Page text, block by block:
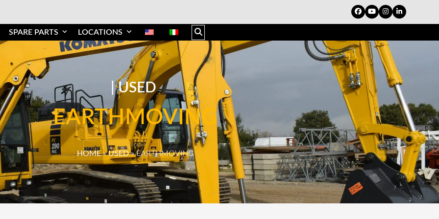
Facebook
YouTubeInstagram
LinkedIn
SPARE PARTS LOCATIONS
|USED
EARTHMOVING
HOME»USED»EARTHMOVING